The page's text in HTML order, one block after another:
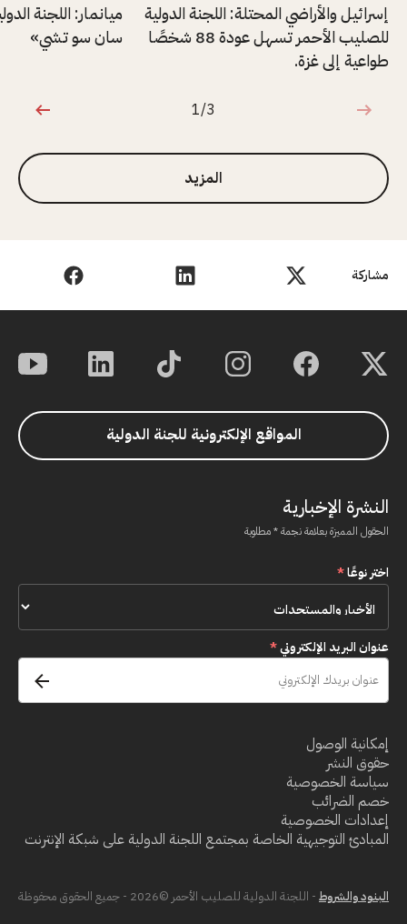
مشاركة
إسرائيل والأراضي المحتلة: اللجنة الدولية
للصليب الأحمر تسهل عودة 88 شخصًا
طواعية إلى غزة.
ميانمار: اللجنة
سان سو تشي»
1 من 3
1/3
المزيد
المواقع الإلكترونية للجنة الدولية
النشرة الإخبارية
الحقول المميزة بعلامة نجمة * مطلوبة
اختر نوعًا*
عنوان البريد الإلكتروني*
إمكانية الوصول
حقوق النشر
سياسة الخصوصية
خصم الضرائب
إعدادات الخصوصية
المبادئ التوجيهية الخاصة بمجتمع اللجنة الدولية على شبكة الإنترنت
البنود والشروط - اللجنة الدولية للصليب الأحمر ©2026 - جميع الحقوق محفوظة